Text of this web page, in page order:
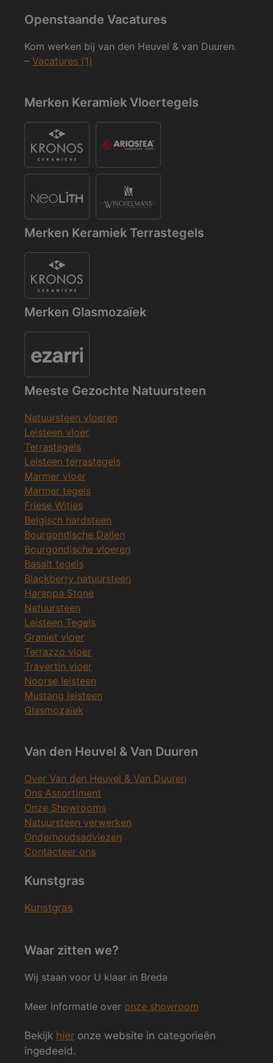
Openstaande Vacatures
Kom werken bij van den Heuvel & van Duuren.
– Vacatures (1)
Merken Keramiek Vloertegels
Merken Keramiek Terrastegels
Merken Glasmozaïek
Meeste Gezochte Natuursteen
Natuursteen vloeren
Leisteen vloer
Terrastegels
Leisteen terrastegels
Marmer vloer
Marmer tegels
Friese Witjes
Belgisch hardsteen
Bourgondische Dallen
Bourgondische vloeren
Basalt tegels
Blackberry natuursteen
Harappa Stone
Natuursteen
Leisteen Tegels
Graniet vloer
Terrazzo vloer
Travertin vloer
Noorse leisteen
Mustang leisteen
Glasmozaïek
Van den Heuvel & Van Duuren
Over Van den Heuvel & Van Duuren
Ons Assortiment
Onze Showrooms
Natuursteen verwerken
Onderhoudsadviezen
Contacteer ons
Kunstgras
Kunstgras
Waar zitten we?
Wij staan voor U klaar in Breda
Meer informatie over onze showroom
Bekijk hier onze website in categorieën
ingedeeld.